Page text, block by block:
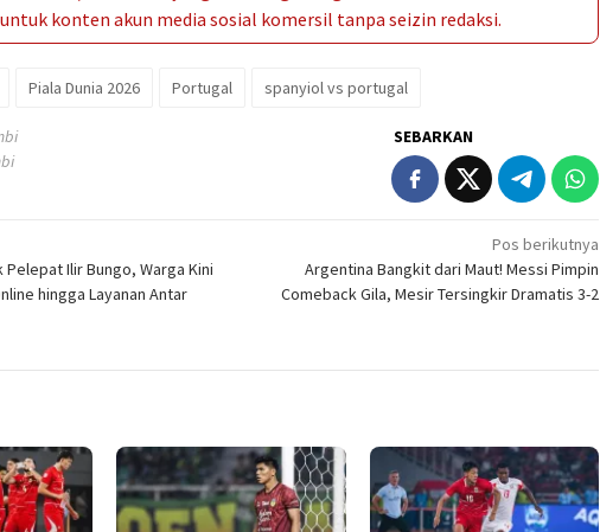
konten akun media sosial komersil tanpa seizin redaksi.
Piala Dunia 2026 Portugal spanyiol vs portugal
SEBARKAN
Pelepat Ilir Bungo, Warga Kini
hingga Layanan Antar
Pos berikutnya
Argentina Bangkit dari Maut! Messi Pimpin
Comeback Gila, Mesir Tersingkir Dramatis 3-2